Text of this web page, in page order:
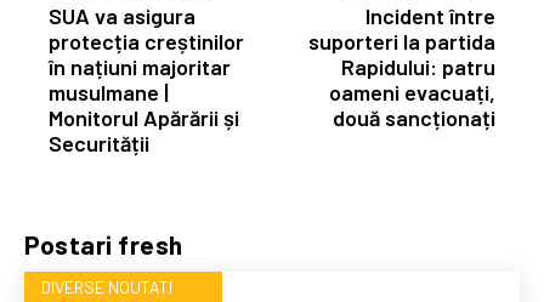
Postari fresh
DIVERSE NOUTATI
SUA va asigura
protecția creștinilor
în națiuni majoritar
musulmane |
Monitorul Apărării și
Securității
Incident între
suporteri la partida
Rapidului: patru
oameni evacuați,
două sancționați